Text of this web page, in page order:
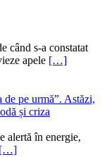
când s-a constatat
apele […]
pe urmă”. Astăzi,
și criza
alertă în energie,
[…]